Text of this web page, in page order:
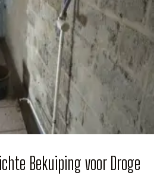
Bekuiping voor Droge